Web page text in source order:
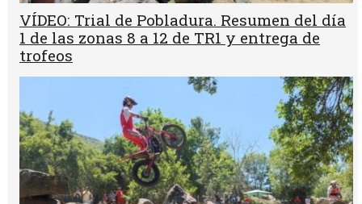
VÍDEO: Trial de Pobladura. Resumen del día
1 de las zonas 8 a 12 de TR1 y entrega de
trofeos